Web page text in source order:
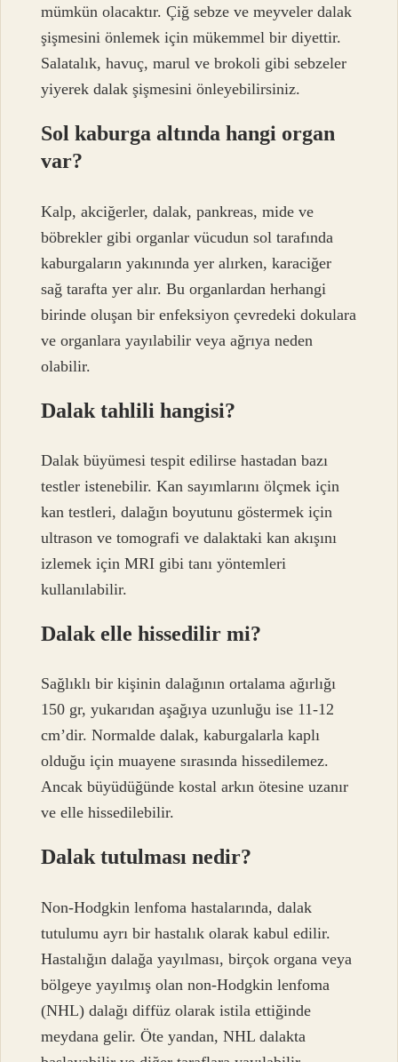
mümkün olacaktır. Çiğ sebze ve meyveler dalak
şişmesini önlemek için mükemmel bir diyettir.
Salatalık, havuç, marul ve brokoli gibi sebzeler
yiyerek dalak şişmesini önleyebilirsiniz.
Sol kaburga altında hangi organ
var?
Kalp, akciğerler, dalak, pankreas, mide ve
böbrekler gibi organlar vücudun sol tarafında
kaburgaların yakınında yer alırken, karaciğer
sağ tarafta yer alır. Bu organlardan herhangi
birinde oluşan bir enfeksiyon çevredeki dokulara
ve organlara yayılabilir veya ağrıya neden
olabilir.
Dalak tahlili hangisi?
Dalak büyümesi tespit edilirse hastadan bazı
testler istenebilir. Kan sayımlarını ölçmek için
kan testleri, dalağın boyutunu göstermek için
ultrason ve tomografi ve dalaktaki kan akışını
izlemek için MRI gibi tanı yöntemleri
kullanılabilir.
Dalak elle hissedilir mi?
Sağlıklı bir kişinin dalağının ortalama ağırlığı
150 gr, yukarıdan aşağıya uzunluğu ise 11-12
cm’dir. Normalde dalak, kaburgalarla kaplı
olduğu için muayene sırasında hissedilemez.
Ancak büyüdüğünde kostal arkın ötesine uzanır
ve elle hissedilebilir.
Dalak tutulması nedir?
Non-Hodgkin lenfoma hastalarında, dalak
tutulumu ayrı bir hastalık olarak kabul edilir.
Hastalığın dalağa yayılması, birçok organa veya
bölgeye yayılmış olan non-Hodgkin lenfoma
(NHL) dalağı diffüz olarak istila ettiğinde
meydana gelir. Öte yandan, NHL dalakta